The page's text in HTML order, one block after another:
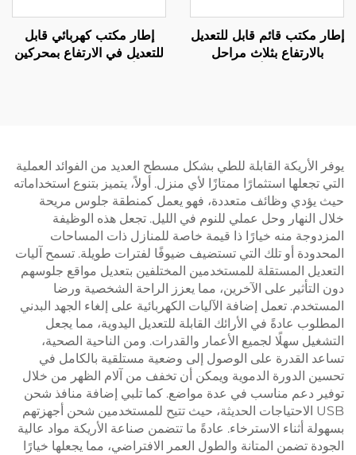
إطار مكتب قائم قابل للتعديل
بالارتفاع بثلاث مراحل
إطار مكتب كهربائي قابل
للتعديل في الارتفاع بمحركين
يوفر الأريكة القابلة للطي بشكل مسطح العديد من الفوائد العملية
التي تجعلها استثمارًا ممتازًا لأي منزل. أولاً، يتميز بتنوع استخداماته
حيث يؤدي وظائف متعددة، فهو يعمل كمنطقة جلوس مريحة
خلال النهار وحل عملي للنوم في الليل. تجعل هذه الوظيفة
المزدوجة منه خيارًا ذا قيمة خاصة للمنازل ذات المساحات
المحدودة أو تلك التي تستضيف ضيوفًا لفترات طويلة. تسمح آليات
التعديل المستقلة للمستخدمين المختلفين بتعديل مواقع جلوسهم
دون التأثير على الآخرين، مما يعزز الراحة الشخصية ورضا
المستخدم. تعمل إضافة الآليات الكهربائية على إلغاء الجهد البدني
المطلوب عادةً في الأرائك القابلة للتعديل اليدوية، مما يجعل
التشغيل سهلًا لجميع الأعمار والقدرات. ومن الناحية الصحية،
تساعد القدرة على الوصول إلى وضعية مستلقية بالكامل في
تحسين الدورة الدموية ويمكن أن تخفف من آلام الظهر من خلال
توفير دعم مناسب في عدة مواضع. كما تلبي إضافة منافذ شحن
USB الاحتياجات الحديثة، حيث تتيح للمستخدمين شحن أجهزتهم
بسهولة أثناء الاسترخاء. عادةً ما تتضمن صناعة الأريكة مواد عالية
الجودة تضمن المتانة والطول العمر الافتراضي، مما يجعلها خيارًا